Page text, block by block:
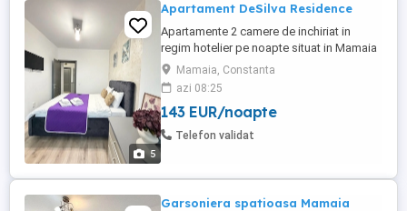
5
Apartament DeSilva Residence
Apartamente 2 camere de inchiriat in
regim hotelier pe noapte situat in Mamaia
Nord langa clubul Loft in complexul De
Silva Residence (Beachside), cea mai
buna locatie din Mamaia, apartamente pe
plaja, cu vedere si la mare si la lac, cu
acces direct la clubul Loft si la plaja
Mamaia, Constanta
azi 08:25
143 EUR/noapte
Telefon validat
Garsoniera spatioasa Mamaia